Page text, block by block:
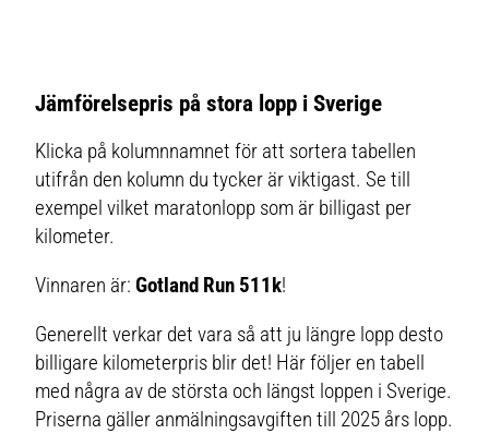
Jämförelsepris på stora lopp i Sverige
Klicka på kolumnnamnet för att sortera tabellen
utifrån den kolumn du tycker är viktigast. Se till
exempel vilket maratonlopp som är billigast per
kilometer.
Vinnaren är:Gotland Run 511k!
Generellt verkar det vara så att ju längre lopp desto
billigare kilometerpris blir det! Här följer en tabell
med några av de största och längst loppen i Sverige.
Priserna gäller anmälningsavgiften till 2025 års lopp.